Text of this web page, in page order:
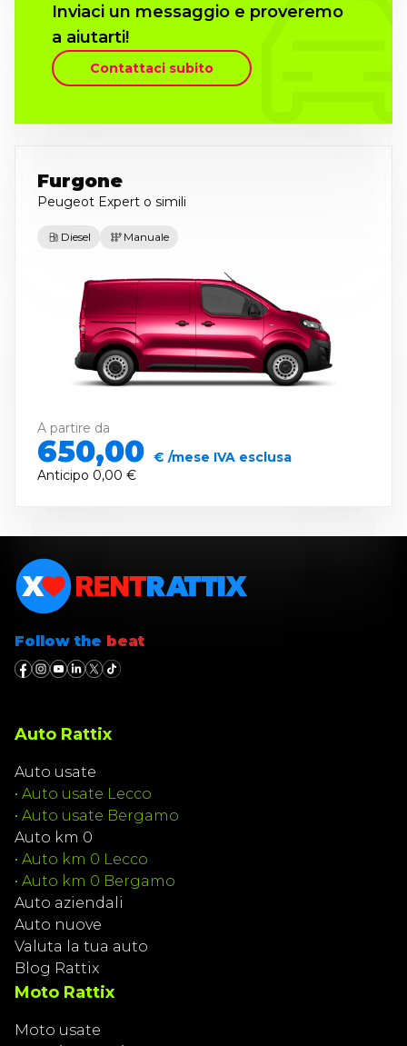
Inviaci un messaggio e proveremo
a aiutarti!
Contattaci subito
Furgone
Peugeot Expert o simili
Diesel Manuale
A partire da
650,00 € /mese IVA esclusa
Anticipo 0,00 €
Follow the beat
Auto Rattix
Auto usate
• Auto usate Lecco
• Auto usate Bergamo
Auto km 0
• Auto km 0 Lecco
• Auto km 0 Bergamo
Auto aziendali
Auto nuove
Valuta la tua auto
Blog Rattix
Moto Rattix
Moto usate